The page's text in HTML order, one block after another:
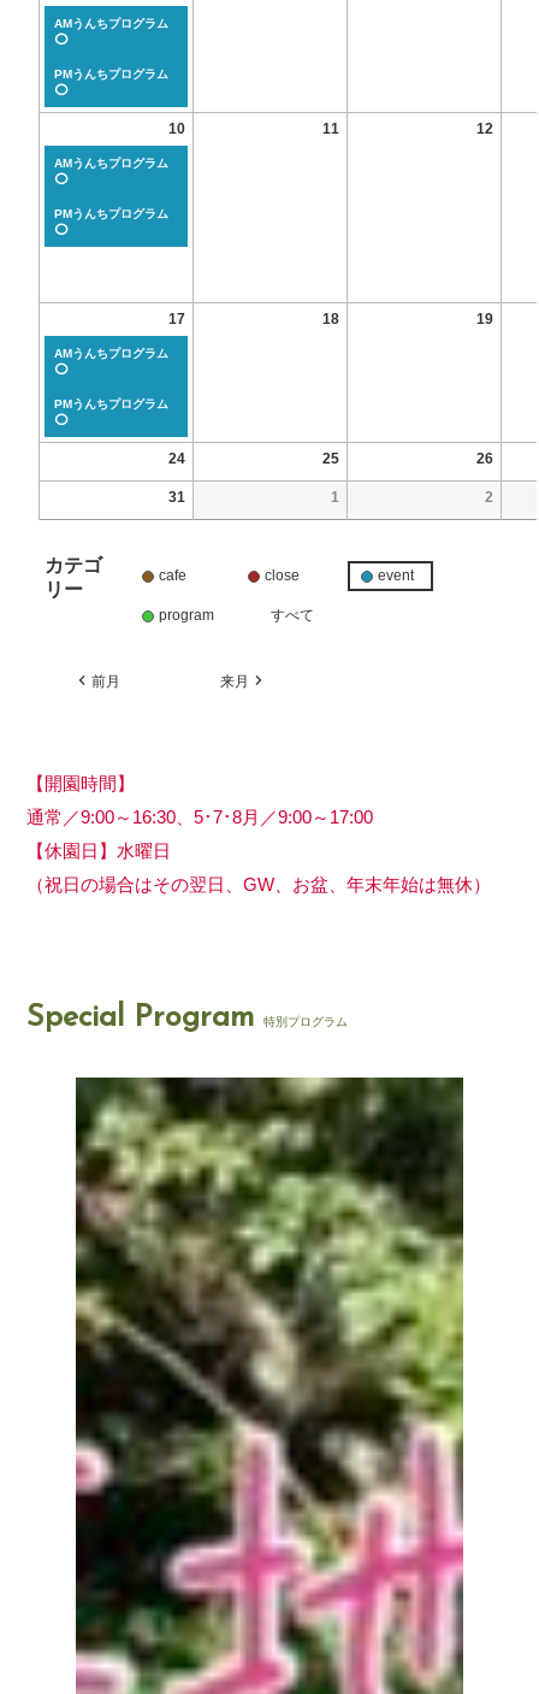
AMうんちプログラム
⭕
PMうんちプログラム
⭕
10
AMうんちプログラム
⭕
PMうんちプログラム
⭕
11 12
17
AMうんちプログラム
⭕
PMうんちプログラム
⭕
18 19
24 25 26
31 1 2
カテゴ
リー
cafe close event
program すべて
前月 来月
【開園時間】
通常／9:00～16:30、5･7･8月／9:00～17:00
【休園日】水曜日
（祝日の場合はその翌日、GW、お盆、年末年始は無休）
Special Program 特別プログラム